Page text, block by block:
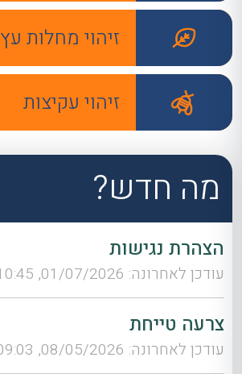
זיהוי מחלות עץ
זיהוי עקיצות
מה חדש?
הצהרת נגישות
עודכן לאחרונה: 01/07/2026, 10:45
צרעה טייחת
עודכן לאחרונה: 08/05/2026, 09:03